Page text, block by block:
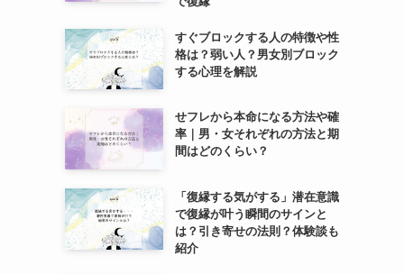
すぐブロックする人の特徴や性
格は？弱い人？男女別ブロック
する心理を解説
せフレから本命になる方法や確
率｜男・女それぞれの方法と期
間はどのくらい？
「復縁する気がする」潜在意識
で復縁が叶う瞬間のサインと
は？引き寄せの法則？体験談も
紹介